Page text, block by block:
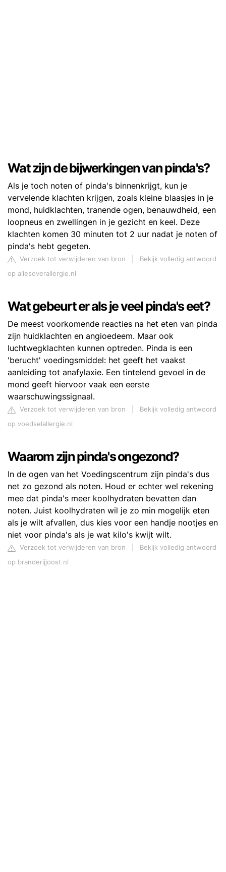
Wat zijn de bijwerkingen van pinda's?
Als je toch noten of pinda's binnenkrijgt, kun je
vervelende klachten krijgen, zoals kleine blaasjes in je
mond, huidklachten, tranende ogen, benauwdheid, een
loopneus en zwellingen in je gezicht en keel. Deze
klachten komen 30 minuten tot 2 uur nadat je noten of
pinda's hebt gegeten.
Verzoek tot verwijderen van bron
Bekijk volledig antwoord
op allesoverallergie.nl
Wat gebeurt er als je veel pinda's eet?
De meest voorkomende reacties na het eten van pinda
zijn huidklachten en angioedeem. Maar ook
luchtwegklachten kunnen optreden. Pinda is een
'berucht' voedingsmiddel: het geeft het vaakst
aanleiding tot anafylaxie. Een tintelend gevoel in de
mond geeft hiervoor vaak een eerste
waarschuwingssignaal.
Verzoek tot verwijderen van bron
Bekijk volledig antwoord
op voedselallergie.nl
Waarom zijn pinda's ongezond?
In de ogen van het Voedingscentrum zijn pinda's dus
net zo gezond als noten. Houd er echter wel rekening
mee dat pinda's meer koolhydraten bevatten dan
noten. Juist koolhydraten wil je zo min mogelijk eten
als je wilt afvallen, dus kies voor een handje nootjes en
niet voor pinda's als je wat kilo's kwijt wilt.
Verzoek tot verwijderen van bron
Bekijk volledig antwoord
op branderijjoost.nl